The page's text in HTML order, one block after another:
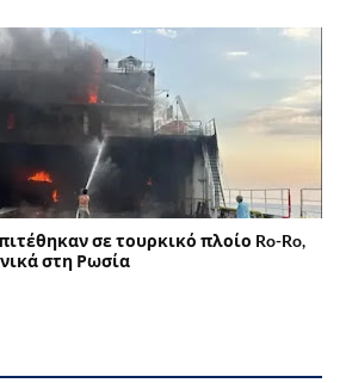
σε τουρκικό πλοίο Ro-Ro,
στη Ρωσία